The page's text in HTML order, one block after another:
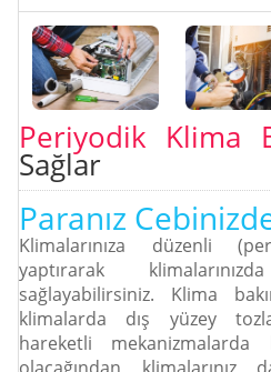
Periyodik Klima
Sağlar
Paranız
Klimalarınıza düzenli
yaptırarak
sağlayabilirsiniz. Klima
klimalarda dış yüzey
hareketli
Parça İşçilik Garantisi
hizmette çözdüğümüz sorunun tekrar
firmayız.
Parça İşçilik Garantisi
hizmette çözdüğümüz sorunun tekrar
firmayız.
Parça İşçilik Garantisi
hizmette çözdüğümüz sorunun tekrar
firmayız.